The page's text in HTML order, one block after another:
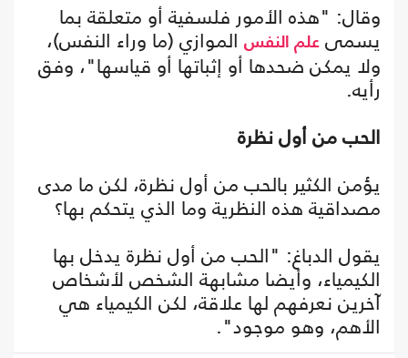
وقال: "هذه الأمور فلسفية أو متعلقة بما
يسمى علم النفس الموازي (ما وراء النفس)،
ولا يمكن ضحدها أو إثباتها أو قياسها"، وفق
رأيه.
الحب من أول نظرة
يؤمن الكثير بالحب من أول نظرة، لكن ما مدى
مصداقية هذه النظرية وما الذي يتحكم بها؟
يقول الدباغ: "الحب من أول نظرة يدخل بها
الكيمياء، وأيضا مشابهة الشخص لأشخاص
آخرين نعرفهم لها علاقة، لكن الكيمياء هي
الأهم، وهو موجود".